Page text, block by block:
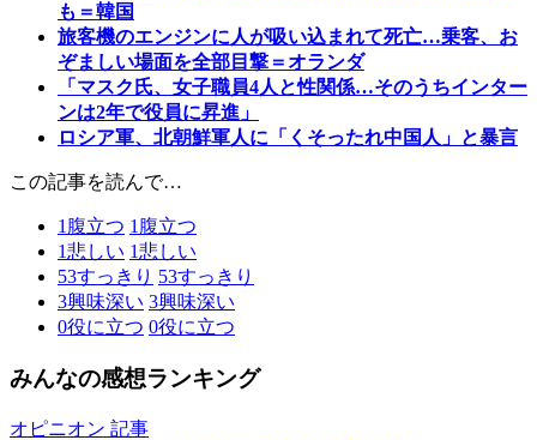
も＝韓国
旅客機のエンジンに人が吸い込まれて死亡…乗客、お
ぞましい場面を全部目撃＝オランダ
「マスク氏、女子職員4人と性関係…そのうちインター
ンは2年で役員に昇進」
ロシア軍、北朝鮮軍人に「くそったれ中国人」と暴言
この記事を読んで…
1 腹立つ 1 腹立つ
1悲しい 1悲しい
53すっきり 53すっきり
3興味深い 3興味深い
0役に立つ 0役に立つ
みんなの感想ランキング
オピニオン 記事